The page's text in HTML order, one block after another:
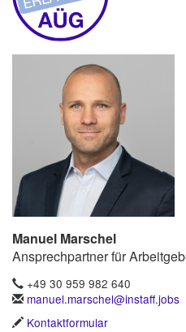
Manuel Marschel
Ansprechpartner für
+49 30 959 982 640
manuel.marschel@instaff.jobs
Kontaktformular